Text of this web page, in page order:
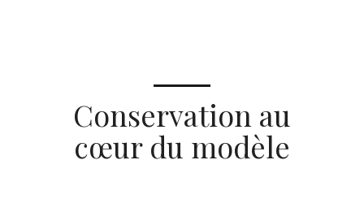
Conservation au
cœur du modèle